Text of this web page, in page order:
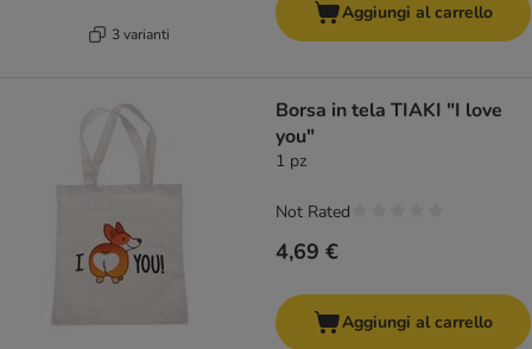
3 varianti
Aggiungi al carrello
Borsa in tela TIAKI "I love
you"
1 pz
4,69 €
Not Rated
Aggiungi al carrello